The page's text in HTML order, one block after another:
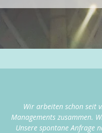
Wir arbeiten schon seit
Managements zusammen.
Unsere spontane Anfrage